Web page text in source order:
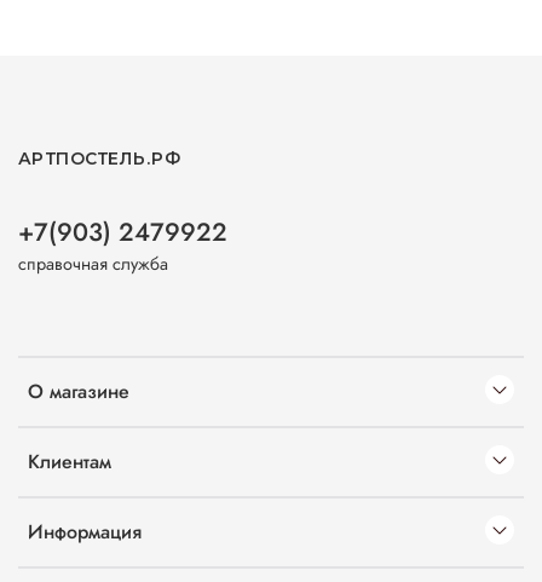
О магазине
Клиентам
Информация
АРТПОСТЕЛЬ.РФ
+7(903) 2479922
справочная служба